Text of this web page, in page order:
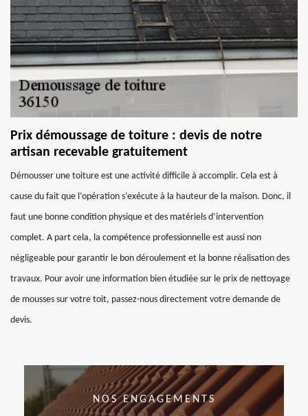
Prix démoussage de toiture : devis de notre
artisan recevable gratuitement
Démousser une toiture est une activité difficile à accomplir. Cela est à
cause du fait que l’opération s’exécute à la hauteur de la maison. Donc, il
faut une bonne condition physique et des matériels d’intervention
complet. A part cela, la compétence professionnelle est aussi non
négligeable pour garantir le bon déroulement et la bonne réalisation des
travaux. Pour avoir une information bien étudiée sur le prix de nettoyage
de mousses sur votre toit, passez-nous directement votre demande de
devis.
NOS ENGAGEMENTS